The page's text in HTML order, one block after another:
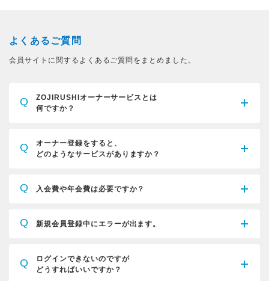
よくあるご質問
会員サイトに関するよくあるご質問をまとめました。
Q
ZOJIRUSHIオーナーサービスとは
何ですか？
Q
オーナー登録をすると、
どのようなサービスがありますか？
Q 入会費や年会費は必要ですか？
Q 新規会員登録中にエラーが出ます。
Q
ログインできないのですが
どうすればいいですか？